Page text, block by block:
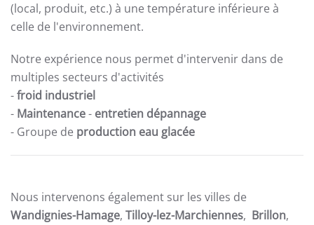
(local, produit, etc.) à une température inférieure à
celle de l'environnement.
Notre expérience nous permet d'intervenir dans de
multiples secteurs d'activités
-froid industriel
- Maintenance- entretien dépannage
- Groupe de production eau glacée
Nous intervenons également sur les villes de
Wandignies-Hamage, Tilloy-lez-Marchiennes, Brillon,